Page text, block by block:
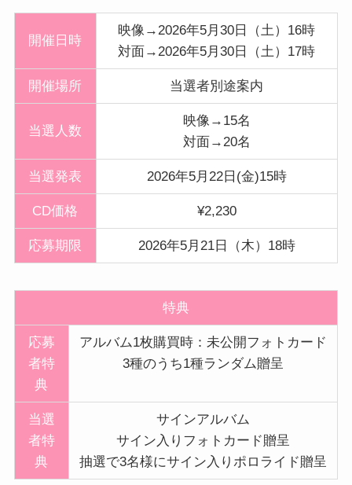
開催日時
映像→2026年5月30日（土）16時
対面→2026年5月30日（土）17時
開催場所 当選者別途案内
当選人数
映像→15名
対面→20名
当選発表 2026年5月22日(金)15時
CD価格 ¥2,230
応募期限 2026年5月21日（木）18時
特典
応募
者特
典
アルバム1枚購買時：未公開フォトカード
3種のうち1種ランダム贈呈
当選
者特
典
サインアルバム
サイン入りフォトカード贈呈
抽選で3名様にサイン入りポロライド贈呈